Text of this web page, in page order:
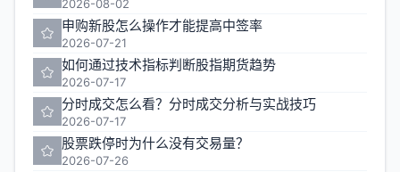
2026-08-02
申购新股怎么操作才能提高中签率
2026-07-21
如何通过技术指标判断股指期货趋势
2026-07-17
分时成交怎么看？分时成交分析与实战技巧
2026-07-17
股票跌停时为什么没有交易量？
2026-07-26